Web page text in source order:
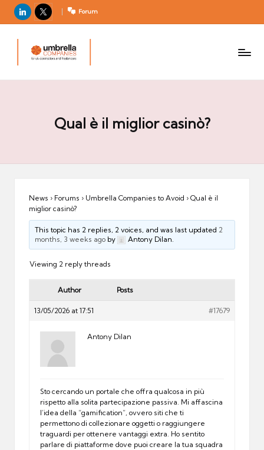
LinkedIn
X Forum
m
b
m
Qual è il miglior casinò?
News › Forums › Umbrella Companies to Avoid › Qual è il
miglior casinò?
This topic has 2 replies, 2 voices, and was last updated 2
months, 3 weeks ago by Antony Dilan.
Viewing 2 reply threads
Author Posts
13/05/2026 at 17:51 #17679
Antony Dilan
Sto cercando un portale che offra qualcosa in più
rispetto alla solita partecipazione passiva. Mi affascina
l’idea della “gamification”, ovvero siti che ti
permettono di collezionare oggetti o raggiungere
traguardi per ottenere vantaggi extra. Ho sentito
parlare di piattaforme dove puoi creare la tua squadra